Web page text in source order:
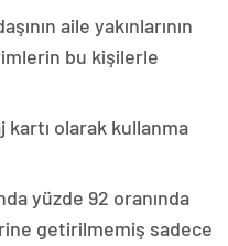
aile yakınlarının
bu kişilerle
kartı olarak kullanma
yüzde 92 oranında
getirilmemiş sadece